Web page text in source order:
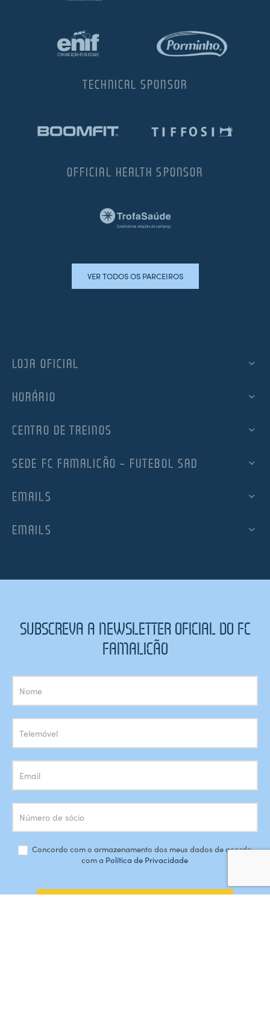
TECHNICAL SPONSOR
OFFICIAL HEALTH SPONSOR
VER TODOS OS PARCEIROS
LOJA OFICIAL
HORÁRIO
CENTRO DE TREINOS
SEDE FC FAMALICÃO – FUTEBOL SAD
EMAILS
EMAILS
SUBSCREVA A NEWSLETTER OFICIAL DO FC
FAMALICÃO
Subscrição
Newsletter
Concordo com o armazenamento dos meus dados de acordo
com a Política de Privacidade